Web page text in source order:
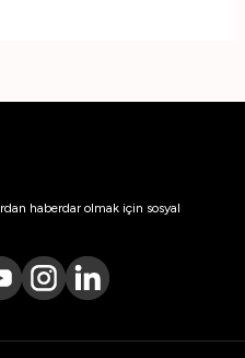
haberdar olmak için sosyal